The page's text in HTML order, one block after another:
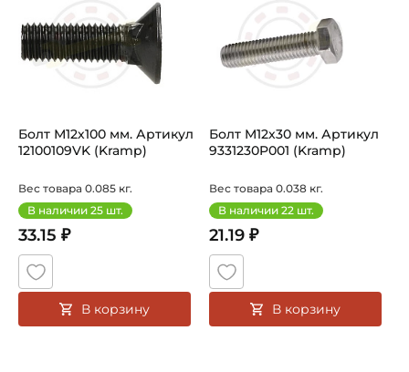
Болт М12х100 мм. Артикул
12100109VK (Kramp)
Вес товара 0.085 кг.
В наличии 25 шт.
33.15 ₽
В корзину
Болт M12х30 мм. Артикул
9331230P001 (Kramp)
Вес товара 0.038 кг.
В наличии 22 шт.
21.19 ₽
В корзину